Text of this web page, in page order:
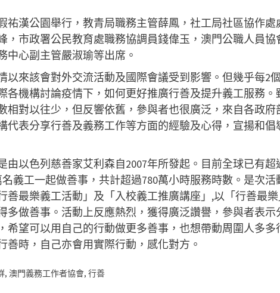
祐漢公園舉行，教青局職務主管薛鳳，社工局社區協作
，市政署公民教育處職務協調員錢偉玉，澳門公職人員協
中心副主管嚴淑瑜等出席。
以來該會對外交流活動及國際會議受到影響。但幾乎每2
各機構討論疫情下，如何更好推廣行善及提升義工服務
相對以往少，但反響依舊，參與者也很廣泛，來自各政府
代表分享行善及義務工作等方面的經驗及心得，宣揚和倡
由以色列慈善家艾利森自2007年所發起。目前全球已有超
義工一起做善事，共計超過780萬小時服務時數。是次活
善最樂義工活動」及「入校義工推廣講座」,以「行善最
多做善事。活動上反應熱烈，獲得廣泛讚譽，參與者表示
希望可以用自己的行動做更多善事，也想帶動周圍人多多
善時，自己亦會用實際行動，感化對方。
, 澳門義務工作者協會, 行善